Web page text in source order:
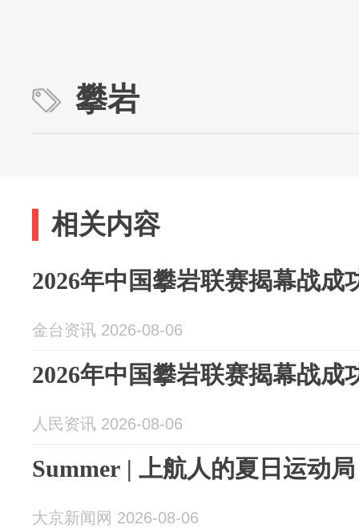
攀岩
相关内容
2026年中国攀岩联赛揭幕战成
金台资讯 2026-08-06
2026年中国攀岩联赛揭幕战成
人民资讯 2026-08-06
Summer | 上航人的夏日运动局
大京新闻网 2026-08-06